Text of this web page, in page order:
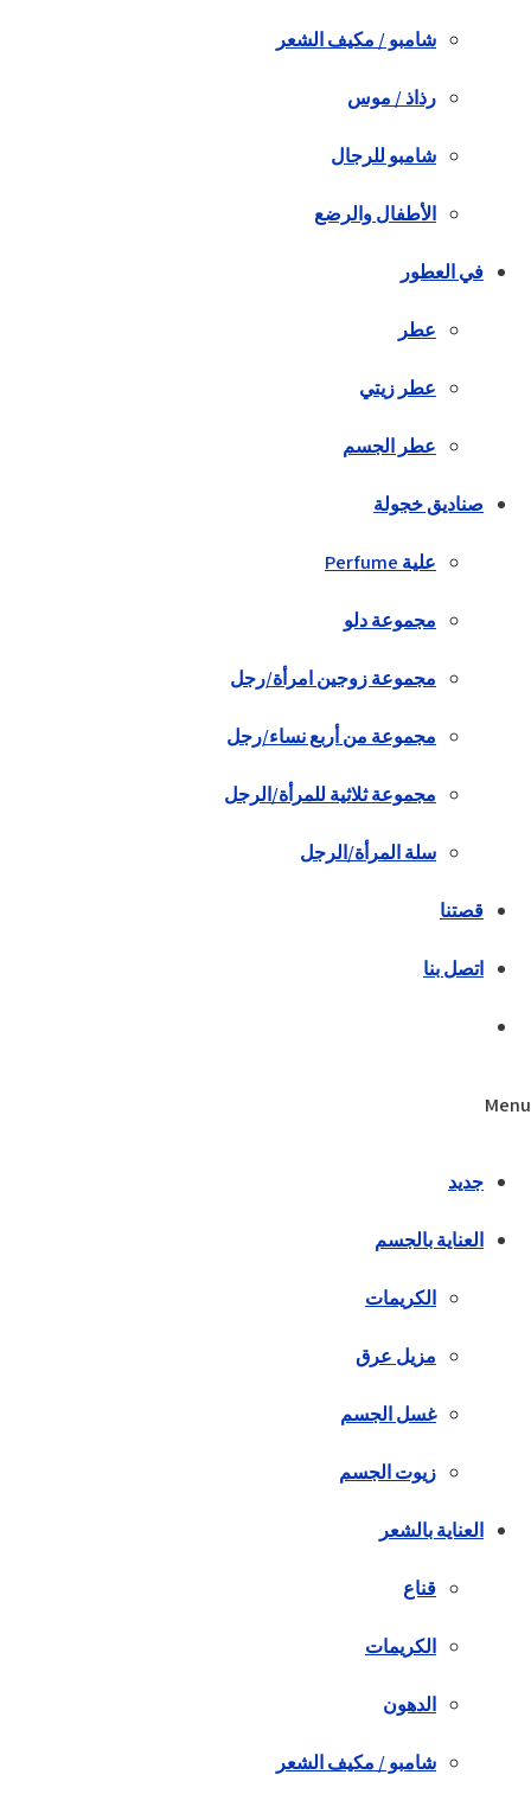
شامبو / مكيف الشعر
رذاذ / موس
شامبو للرجال
الأطفال والرضع
في العطور
عطر
عطر زيتي
عطر الجسم
صناديق خجولة
علية Perfume
مجموعة دلو
مجموعة زوجين امرأة/رجل
مجموعة من أربع نساء/رجل
مجموعة ثلاثية للمرأة/الرجل
سلة المرأة/الرجل
قصتنا
اتصل بنا
Menu
جديد
العناية بالجسم
الكريمات
مزيل عرق
غسل الجسم
زيوت الجسم
العناية بالشعر
قناع
الكريمات
الدهون
شامبو / مكيف الشعر